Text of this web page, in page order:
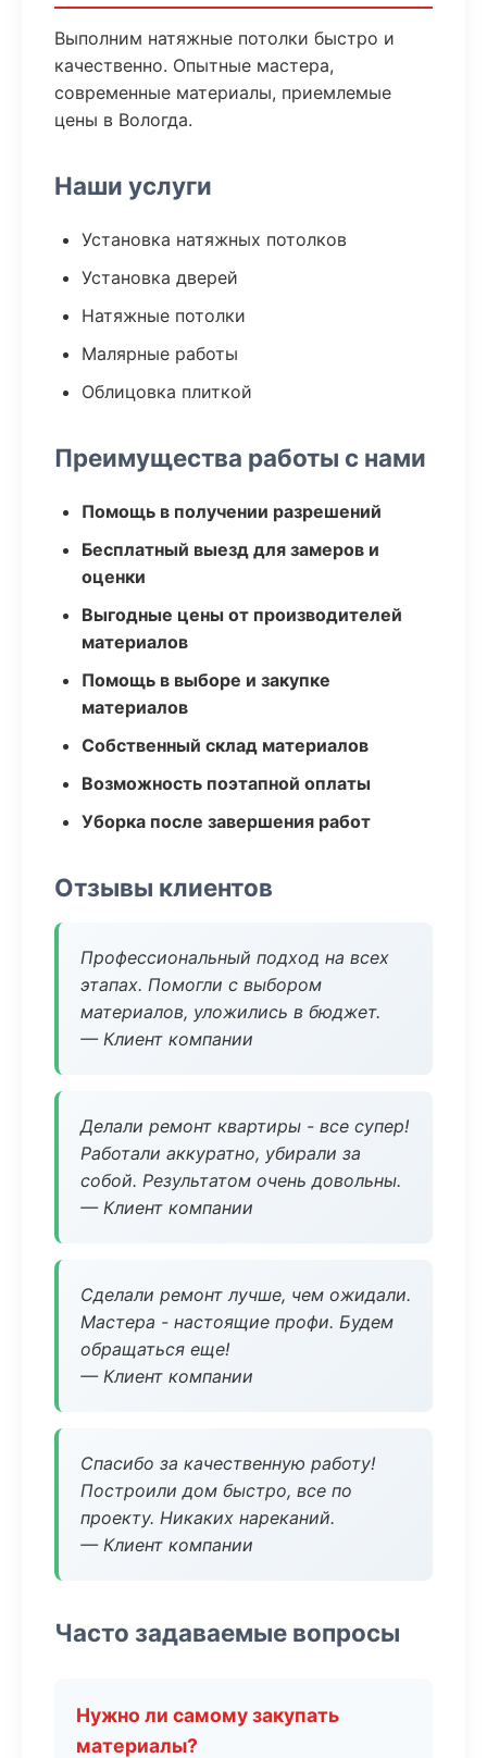
Выполним натяжные потолки быстро и
качественно. Опытные мастера,
современные материалы, приемлемые
цены в Вологда.
Наши услуги
Установка натяжных потолков
Установка дверей
Натяжные потолки
Малярные работы
Облицовка плиткой
Преимущества работы с нами
Помощь в получении разрешений
Бесплатный выезд для замеров и
оценки
Выгодные цены от производителей
материалов
Помощь в выборе и закупке
материалов
Собственный склад материалов
Возможность поэтапной оплаты
Уборка после завершения работ
Отзывы клиентов
Профессиональный подход на всех
этапах. Помогли с выбором
материалов, уложились в бюджет.
— Клиент компании
Делали ремонт квартиры - все супер!
Работали аккуратно, убирали за
собой. Результатом очень довольны.
— Клиент компании
Сделали ремонт лучше, чем ожидали.
Мастера - настоящие профи. Будем
обращаться еще!
— Клиент компании
Спасибо за качественную работу!
Построили дом быстро, все по
проекту. Никаких нареканий.
— Клиент компании
Часто задаваемые вопросы
Нужно ли самому закупать
материалы?